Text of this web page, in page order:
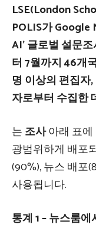
LSE(London
POLIS가 Google
AI’ 글로벌 설문
터 7월까지 46개
명 이상의 편집자
자로부터 수집한
는 조사아래 표에
광범위하게 배포
(90%), 뉴스 배포
사용됩니다.
통계 1 – 뉴스룸